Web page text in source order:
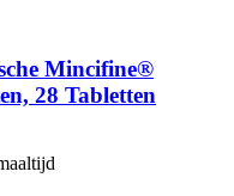
Mincifine®
28 Tabletten